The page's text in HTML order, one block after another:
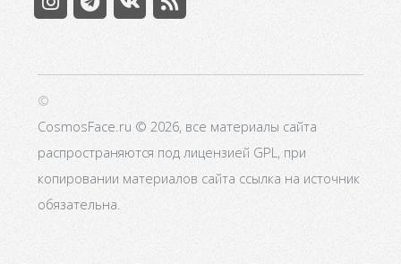
©
CosmosFace.ru © 2026, все материалы сайта
распространяются под лицензией GPL, при
копировании материалов сайта ссылка на источник
обязательна.